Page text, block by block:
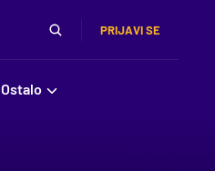
PRIJAVI SE
Ostalo